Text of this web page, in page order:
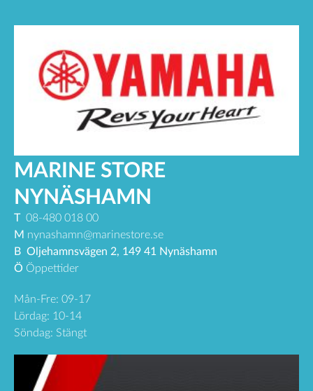
MARINE STORE
NYNÄSHAMN
T08-480 018 00
M nynashamn@marinestore.se
B Oljehamnsvägen 2, 149 41 Nynäshamn
Ö Öppettider
Mån-Fre: 09-17
Lördag: 10-14
Söndag: Stängt